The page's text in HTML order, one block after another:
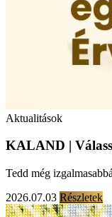
Aktualitások
KALAND |
Tedd még
2026.07.03 Részletek